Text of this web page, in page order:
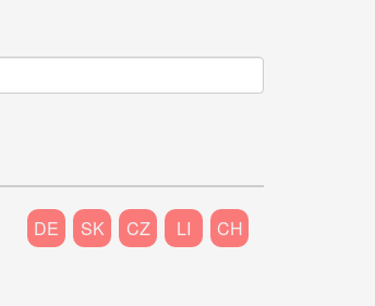
DE SK CZ LI CH